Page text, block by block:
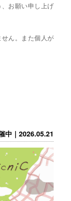
お願い申し上げ
ん。また個人が
中｜2026.05.21